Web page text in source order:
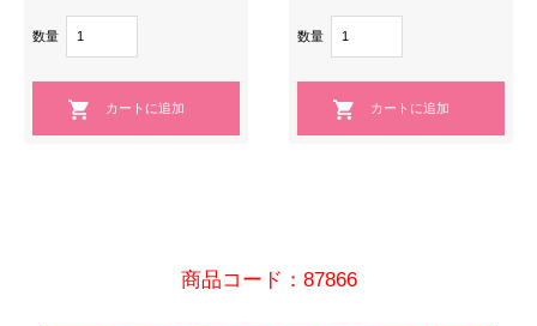
数量 数量
商品コード：87866